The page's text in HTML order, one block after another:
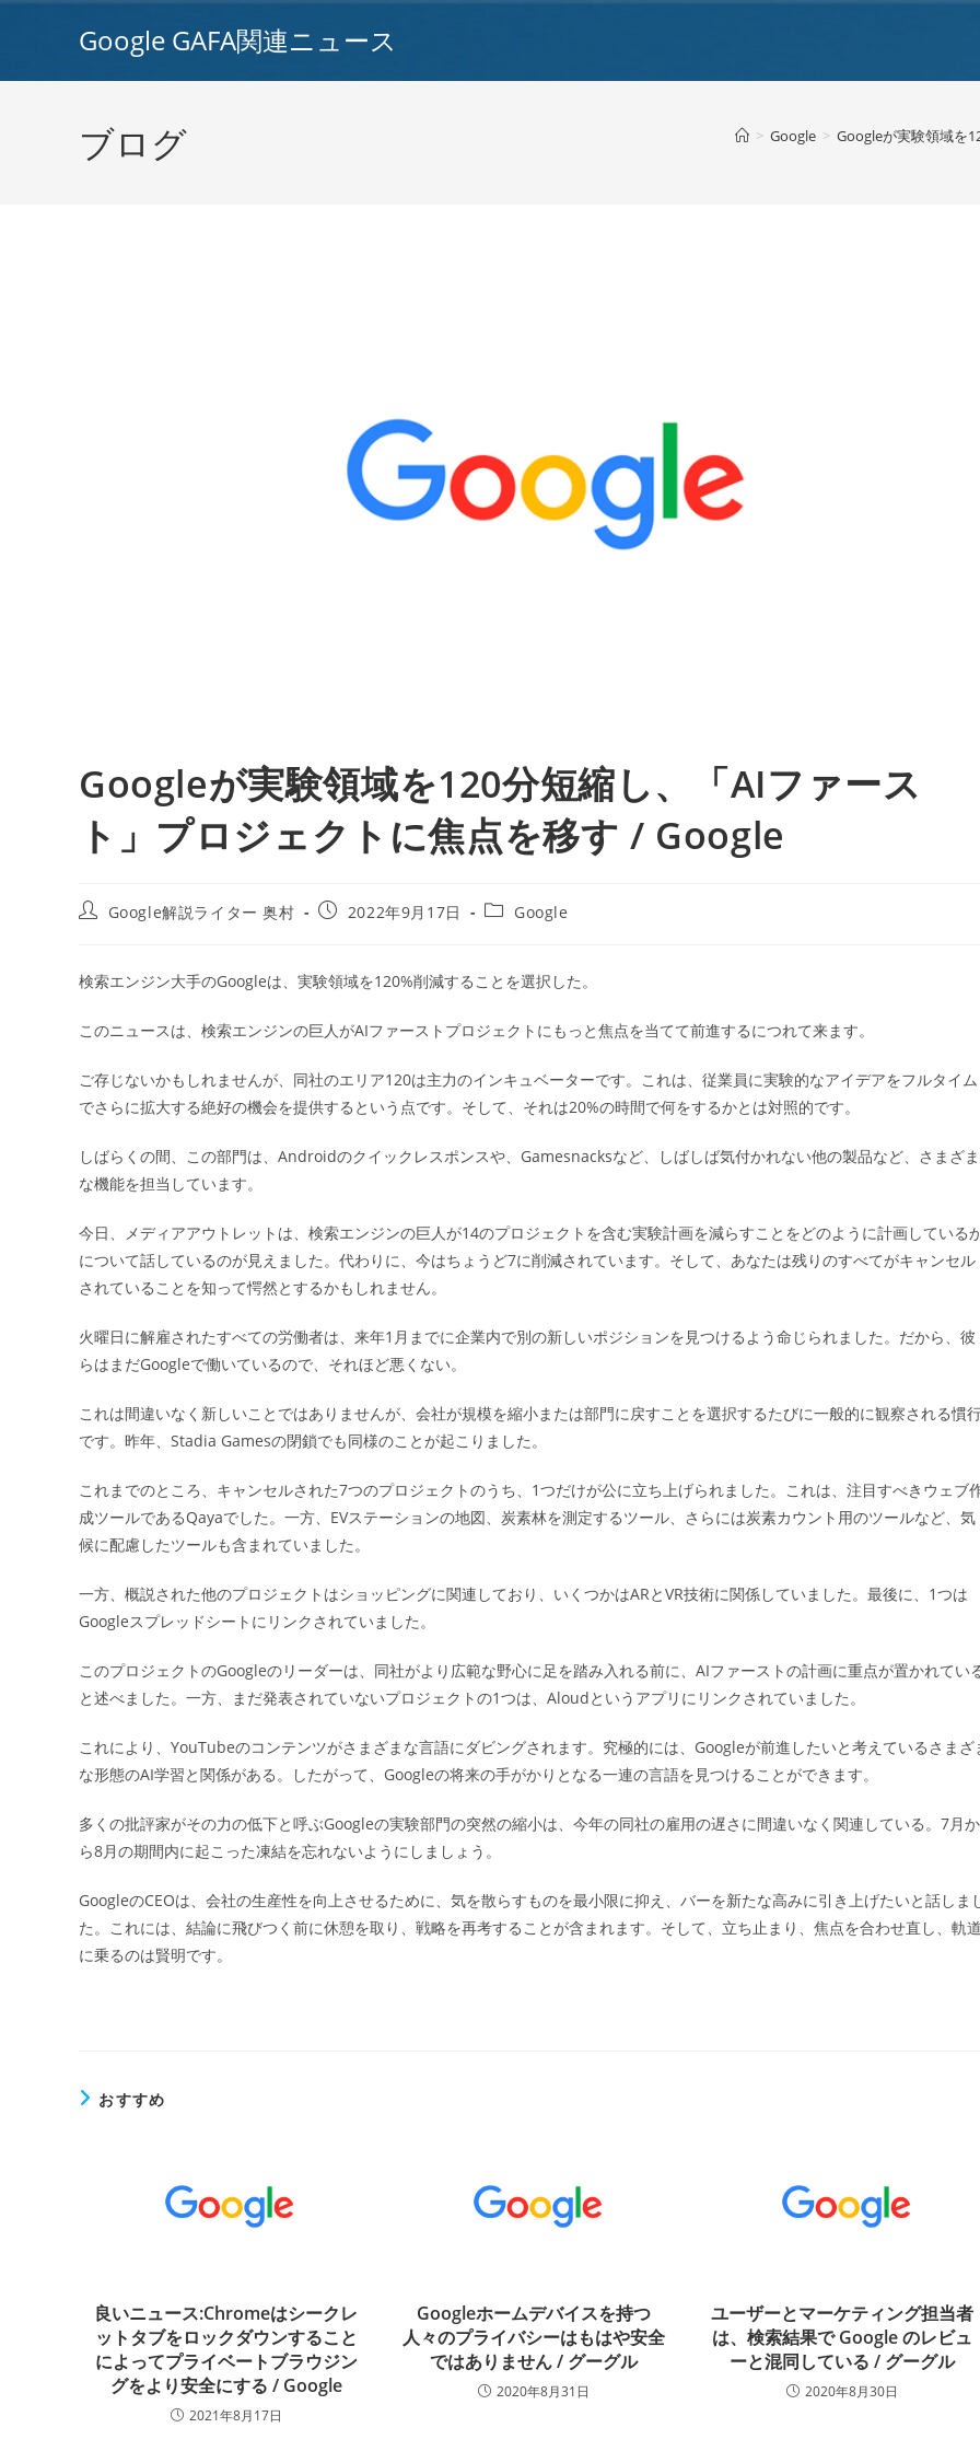
Google GAFA関連ニュース
ブログ > Google > Googleが実験領域を
Googleが実験領域を120分短縮し、「AIファース
ト」プロジェクトに焦点を移す / Google
投
Google解説ライター 奥村
投
開
日:
2022年9月17日
投
テ
ゴ
ー:
Google
検索エンジン大手のGoogleは、実験領域を120%削減することを選択した。
このニュースは、検索エンジンの巨人がAIファーストプロジェクトにもっと焦点を当てて前進するにつれて来ます。
ご存じないかもしれませんが、同社のエリア120は主力のインキュベーターです。これは、従業員に実験的なアイデアをフルタイム
でさらに拡大する絶好の機会を提供するという点です。そして、それは20%の時間で何をするかとは対照的です。
しばらくの間、この部門は、Androidのクイックレスポンスや、Gamesnacksなど、しばしば気付かれない他の製品など、さまざま
な機能を担当しています。
今日、メディアアウトレットは、検索エンジンの巨人が14のプロジェクトを含む実験計画を減らすことをどのように計画している
について話しているのが見えました。代わりに、今はちょうど7に削減されています。そして、あなたは残りのすべてがキャンセル
されていることを知って愕然とするかもしれません。
火曜日に解雇されたすべての労働者は、来年1月までに企業内で別の新しいポジションを見つけるよう命じられました。だから、彼
らはまだGoogleで働いているので、それほど悪くない。
これは間違いなく新しいことではありませんが、会社が規模を縮小または部門に戻すことを選択するたびに一般的に観察される慣
です。昨年、Stadia Gamesの閉鎖でも同様のことが起こりました。
これまでのところ、キャンセルされた7つのプロジェクトのうち、1つだけが公に立ち上げられました。これは、注目すべきウェブ
成ツールであるQayaでした。一方、EVステーションの地図、炭素林を測定するツール、さらには炭素カウント用のツールなど、気
候に配慮したツールも含まれていました。
一方、概説された他のプロジェクトはショッピングに関連しており、いくつかはARとVR技術に関係していました。最後に、1つは
Googleスプレッドシートにリンクされていました。
このプロジェクトのGoogleのリーダーは、同社がより広範な野心に足を踏み入れる前に、AIファーストの計画に重点が置かれてい
と述べました。一方、まだ発表されていないプロジェクトの1つは、Aloudというアプリにリンクされていました。
これにより、YouTubeのコンテンツがさまざまな言語にダビングされます。究極的には、Googleが前進したいと考えているさまざ
な形態のAI学習と関係がある。したがって、Googleの将来の手がかりとなる一連の言語を見つけることができます。
多くの批評家がその力の低下と呼ぶGoogleの実験部門の突然の縮小は、今年の同社の雇用の遅さに間違いなく関連している。7月か
ら8月の期間内に起こった凍結を忘れないようにしましょう。
GoogleのCEOは、会社の生産性を向上させるために、気を散らすものを最小限に抑え、バーを新たな高みに引き上げたいと話しま
た。これには、結論に飛びつく前に休憩を取り、戦略を再考することが含まれます。そして、立ち止まり、焦点を合わせ直し、軌道
に乗るのは賢明です。
おすすめ
良いニュース:Chromeはシークレ
ットタブをロックダウンすること
によってプライベートブラウジン
グをより安全にする / Google
2021年8月17日
Googleホームデバイスを持つ
人々のプライバシーはもはや安全
ではありません / グーグル
2020年8月31日
ユーザーとマーケティング担当者
は、検索結果で Google のレビュ
ーと混同している / グーグル
2020年8月30日